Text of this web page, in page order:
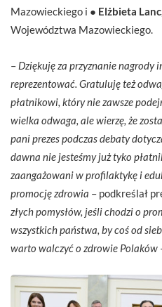
Mazowieckiego i ● Elżbieta
Województwa Mazowieckiego.
– Dziękuję za przyznanie nagrody
reprezentować. Gratuluję też
płatnikowi, który nie zawsze
wielka odwaga, ale wierzę, że
pani prezes podczas debaty
dawna nie jesteśmy już tyko
zaangażowani w profilaktykę i
promocję zdrowia – podkreślał
złych pomysłów, jeśli chodzi o
wszystkich państwa, by coś od
warto walczyć o zdrowie Polaków